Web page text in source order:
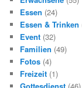
Essen (24)
Essen & Trinken
Event (32)
Familien (49)
Fotos (4)
Freizeit (1)